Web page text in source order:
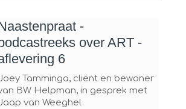
-
over ART -
6
Tamminga, cliënt en bewoner
BW Helpman, in gesprek met
van Weeghel